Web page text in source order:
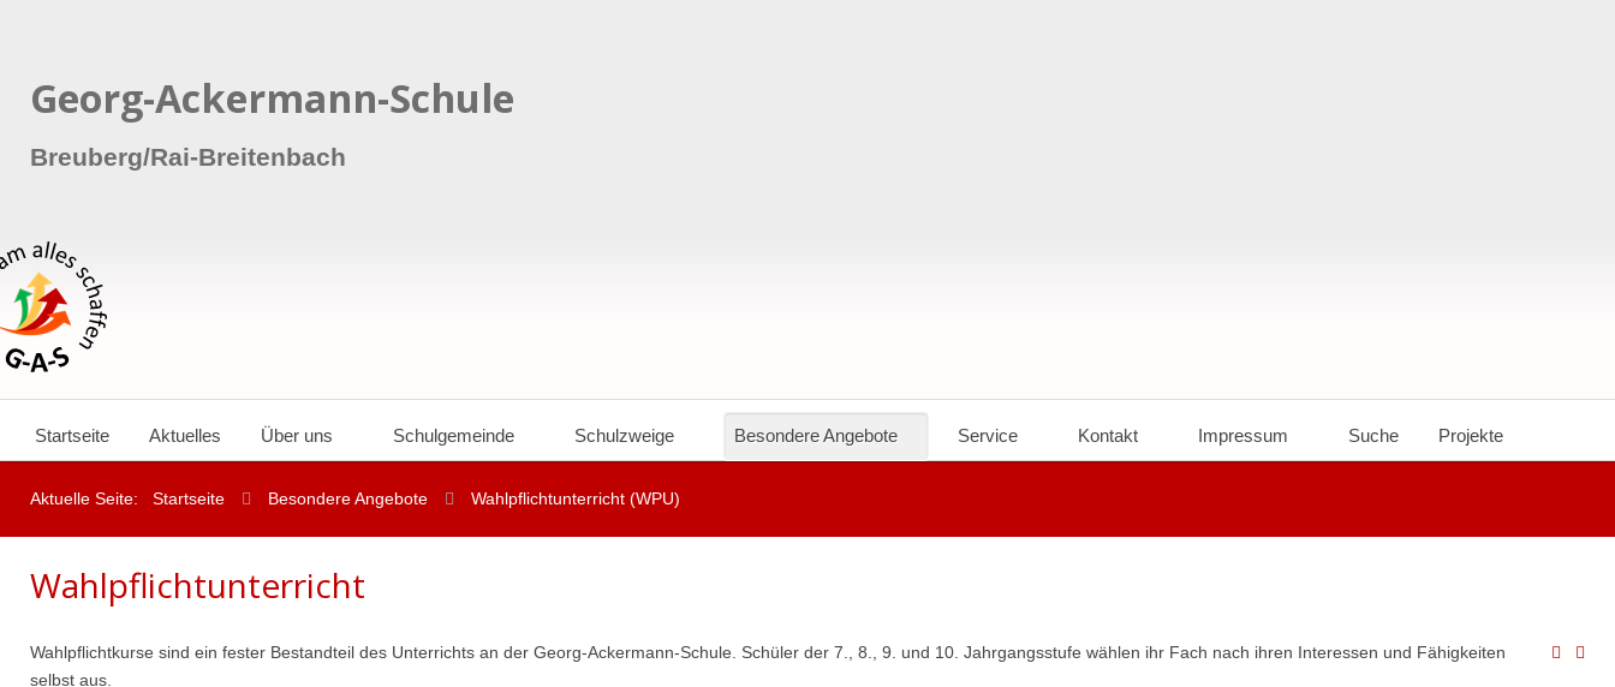
Georg-Ackermann-Schule
Breuberg/Rai-Breitenbach
Startseite Aktuelles Über uns Schulgemeinde Schulzweige Besondere Angebote Service Kontakt Impressum Suche Projekte
Aktuelle Seite: Startseite Besondere Angebote Wahlpflichtunterricht (WPU)
Wahlpflichtunterricht
Wahlpflichtkurse sind ein fester Bestandteil des Unterrichts an der Georg-Ackermann-Schule. Schüler der 7., 8., 9. und 10. Jahrgangsstufe wählen ihr Fach nach ihren Interessen und Fähigkeiten
selbst aus.